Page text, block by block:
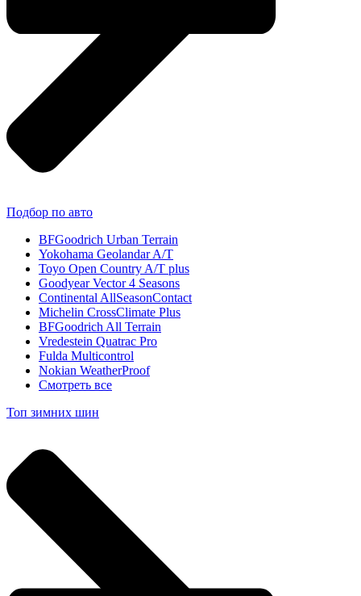
Подбор по авто
BFGoodrich Urban Terrain
Yokohama Geolandar A/T
Toyo Open Country A/T plus
Goodyear Vector 4 Seasons
Continental AllSeasonContact
Michelin CrossClimate Plus
BFGoodrich All Terrain
Vredestein Quatrac Pro
Fulda Multicontrol
Nokian WeatherProof
Смотреть все
Топ зимних шин